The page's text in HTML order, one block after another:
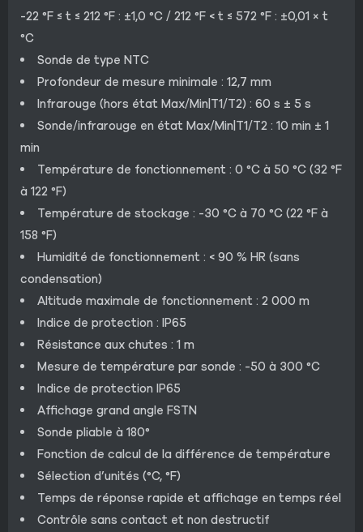
-22 °F ≤ t ≤ 212 °F : ±1,0 °C / 212 °F < t ≤ 572 °F : ±0,01 × t
°C
Sonde de type NTC
Profondeur de mesure minimale : 12,7 mm
Infrarouge (hors état Max/Min|T1/T2) : 60 s ± 5 s
Sonde/infrarouge en état Max/Min|T1/T2 : 10 min ± 1
min
Température de fonctionnement : 0 °C à 50 °C (32 °F
à 122 °F)
Température de stockage : -30 °C à 70 °C (22 °F à
158 °F)
Humidité de fonctionnement : < 90 % HR (sans
condensation)
Altitude maximale de fonctionnement : 2 000 m
Indice de protection : IP65
Résistance aux chutes : 1 m
Mesure de température par sonde : -50 à 300 °C
Indice de protection IP65
Affichage grand angle FSTN
Sonde pliable à 180°
Fonction de calcul de la différence de température
Sélection d’unités (°C, °F)
Temps de réponse rapide et affichage en temps réel
Contrôle sans contact et non destructif